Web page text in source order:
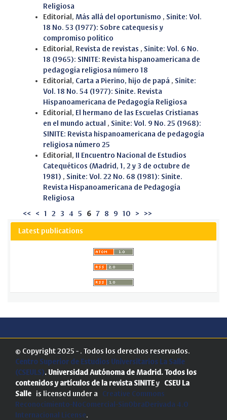
Religiosa
Editorial, Más allá del oportunismo , Sinite: Vol.
18 No. 53 (1977): Sobre catequesis y
compromiso político
Editorial, Revista de revistas , Sinite: Vol. 6 No.
18 (1965): SINITE: Revista hispanoamericana de
pedagogía religiosa número 18
Editorial, Carta a Pierino, hijo de papá , Sinite:
Vol. 18 No. 54 (1977): Sinite. Revista
Hispanoamericana de Pedagogía Religiosa
Editorial, El hermano de las Escuelas Cristianas
en el mundo actual , Sinite: Vol. 9 No. 25 (1968):
SINITE: Revista hispanoamericana de pedagogía
religiosa número 25
Editorial, II Encuentro Nacional de Estudios
Catequéticos (Madrid, 1, 2 y 3 de octubre de
1981) , Sinite: Vol. 22 No. 68 (1981): Sinite.
Revista Hispanoamericana de Pedagogía
Religiosa
<< < 1 2 3 4 5 6 7 8 9 10 > >>
Latest publications
© Copyright 2025 - . Todos los derechos reservados.
Centro Superior de Estudios Universitarios La Salle
(CSEULS). Universidad Autónoma de Madrid. Todos los
contenidos y artículos de la revista SINITEy CSEU La
Salle is licensed under a Creative Commons
Reconocimiento-NoComercial-SinObraDerivada 4.0
Internacional License.